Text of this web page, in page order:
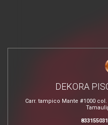
DEKORA
Carr. tampico Mante #1000